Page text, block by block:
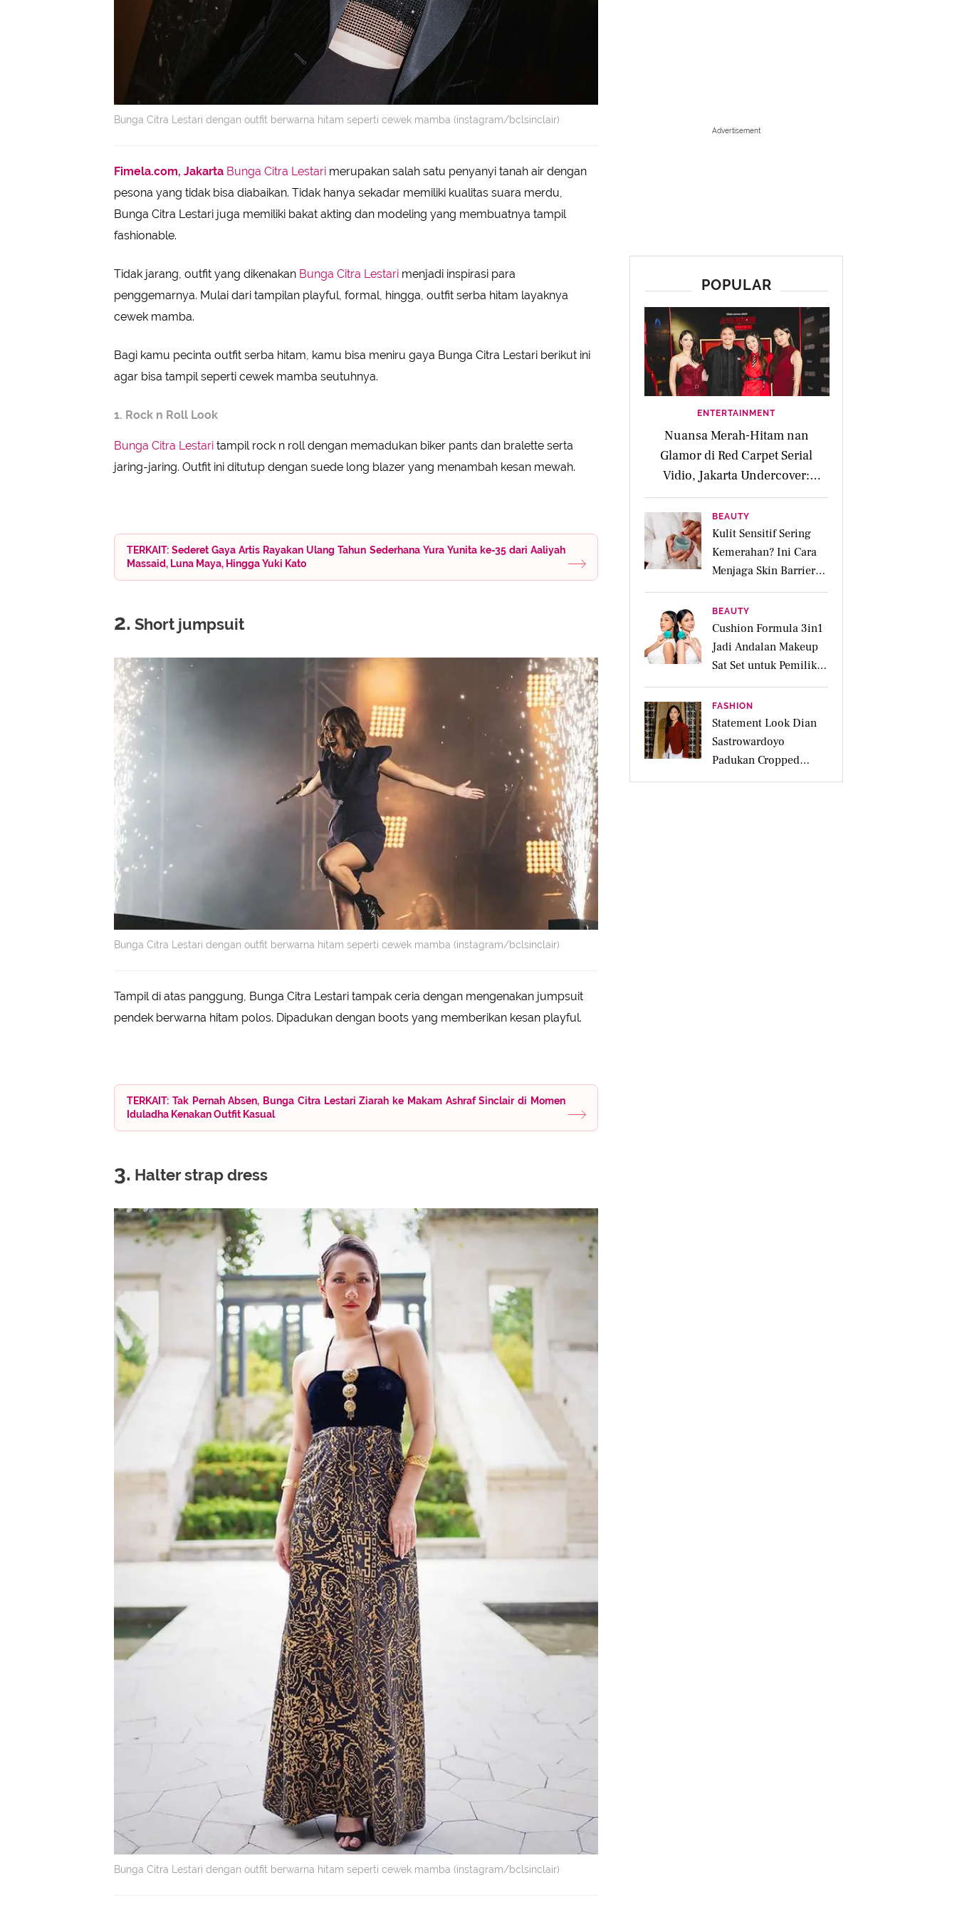
Bunga Citra Lestari dengan outfit berwarna hitam seperti cewek mamba (instagram/bclsinclair)
Fimela.com, Jakarta Bunga Citra Lestari merupakan salah satu penyanyi tanah air dengan
pesona yang tidak bisa diabaikan. Tidak hanya sekadar memiliki kualitas suara merdu,
Bunga Citra Lestari juga memiliki bakat akting dan modeling yang membuatnya tampil
fashionable.
Tidak jarang, outfit yang dikenakan Bunga Citra Lestari menjadi inspirasi para
penggemarnya. Mulai dari tampilan playful, formal, hingga, outfit serba hitam layaknya
cewek mamba.
Bagi kamu pecinta outfit serba hitam, kamu bisa meniru gaya Bunga Citra Lestari berikut ini
agar bisa tampil seperti cewek mamba seutuhnya.
1. Rock n Roll Look
Bunga Citra Lestari tampil rock n roll dengan memadukan biker pants dan bralette serta
jaring-jaring. Outfit ini ditutup dengan suede long blazer yang menambah kesan mewah.
TERKAIT: Sederet Gaya Artis Rayakan Ulang Tahun Sederhana Yura Yunita ke-35 dari Aaliyah
Massaid, Luna Maya, Hingga Yuki Kato
2. Short jumpsuit
Bunga Citra Lestari dengan outfit berwarna hitam seperti cewek mamba (instagram/bclsinclair)
Tampil di atas panggung, Bunga Citra Lestari tampak ceria dengan mengenakan jumpsuit
pendek berwarna hitam polos. Dipadukan dengan boots yang memberikan kesan playful.
TERKAIT: Tak Pernah Absen, Bunga Citra Lestari Ziarah ke Makam Ashraf Sinclair di Momen
Iduladha Kenakan Outfit Kasual
3. Halter strap dress
Bunga Citra Lestari dengan outfit berwarna hitam seperti cewek mamba (instagram/bclsinclair)
Advertisement
POPULAR
ENTERTAINMENT
Nuansa Merah-Hitam nan
Glamor di Red Carpet Serial
Vidio, Jakarta Undercover:
Members Only
BEAUTY
Kulit Sensitif Sering
Kemerahan? Ini Cara
Menjaga Skin Barrier
agar Tetap Tenang
BEAUTY
Cushion Formula 3in1
Jadi Andalan Makeup
Sat Set untuk Pemilik
Kulit Acne Prone
FASHION
Statement Look Dian
Sastrowardoyo
Padukan Cropped
Beskap dan Ripped